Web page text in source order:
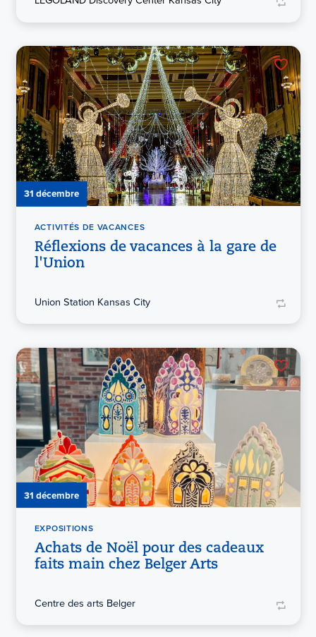
31 décembre
ACTIVITÉS DE VACANCES
Réflexions de vacances à la gare de
l'Union
Union Station Kansas City
31 décembre
EXPOSITIONS
Achats de Noël pour des cadeaux
faits main chez Belger Arts
Centre des arts Belger